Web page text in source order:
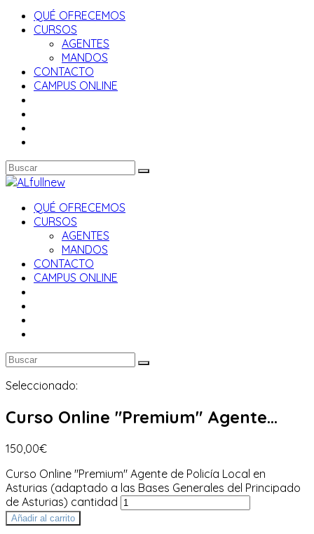
QUÉ OFRECEMOS
CURSOS
AGENTES
MANDOS
CONTACTO
CAMPUS ONLINE
QUÉ OFRECEMOS
CURSOS
AGENTES
MANDOS
CONTACTO
CAMPUS ONLINE
Seleccionado:
Curso Online "Premium" Agente…
150,00€
Curso Online "Premium" Agente de Policía Local en
Asturias (adaptado a las Bases Generales del Principado
de Asturias) cantidad
Añadir al carrito